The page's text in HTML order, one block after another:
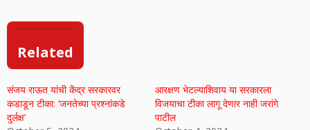
Related
संजय राऊत यांची केंद्र सरकारवर
कडाडून टीका: ‘जनतेच्या प्रश्नांकडे
दुर्लक्ष’
आरक्षण भेटल्याशिवाय या सरकारला
विजयाचा टीका लागू देणार नाही जरांगे
पाटील